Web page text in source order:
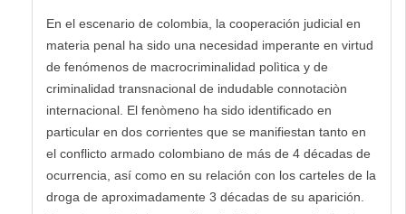
En el escenario de colombia, la cooperación judicial en
materia penal ha sido una necesidad imperante en virtud
de fenómenos de macrocriminalidad polìtica y de
criminalidad transnacional de indudable connotaciòn
internacional. El fenòmeno ha sido identificado en
particular en dos corrientes que se manifiestan tanto en
el conflicto armado colombiano de más de 4 décadas de
ocurrencia, así como en su relación con los carteles de la
droga de aproximadamente 3 décadas de su aparición.